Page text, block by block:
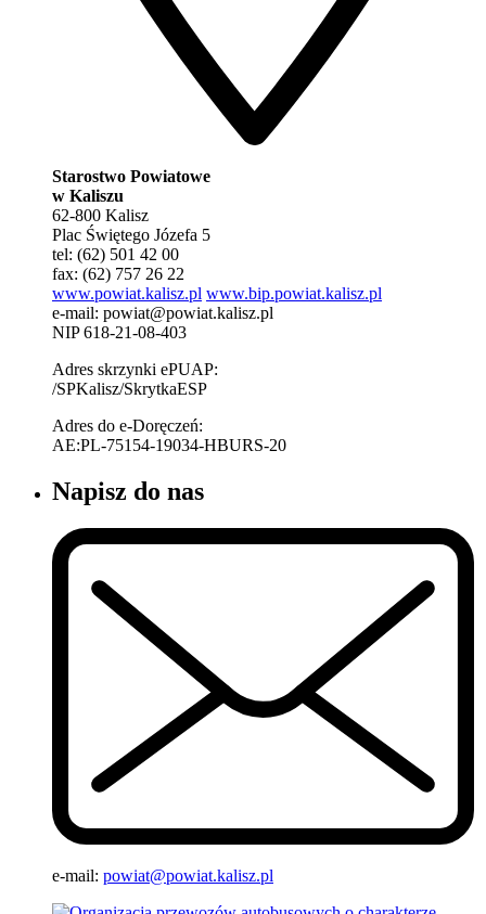
Starostwo Powiatowe
w Kaliszu
62-800 Kalisz
Plac Świętego Józefa 5
tel: (62) 501 42 00
fax: (62) 757 26 22
www.powiat.kalisz.pl www.bip.powiat.kalisz.pl
e-mail: powiat@powiat.kalisz.pl
NIP 618-21-08-403
Adres skrzynki ePUAP:
/SPKalisz/SkrytkaESP
Adres do e-Doręczeń:
AE:PL-75154-19034-HBURS-20
Napisz do nas
e-mail: powiat@powiat.kalisz.pl